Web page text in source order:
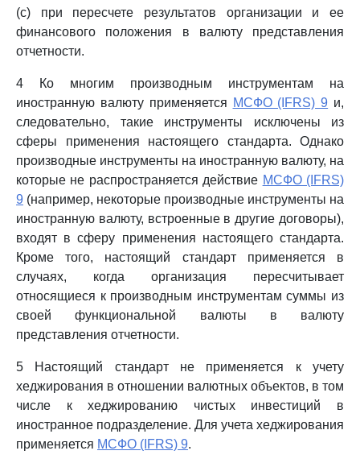
(c) при пересчете результатов организации и ее
финансового положения в валюту представления
отчетности.
4 Ко многим производным инструментам на
иностранную валюту применяется МСФО (IFRS) 9 и,
следовательно, такие инструменты исключены из
сферы применения настоящего стандарта. Однако
производные инструменты на иностранную валюту, на
которые не распространяется действие МСФО (IFRS)
9 (например, некоторые производные инструменты на
иностранную валюту, встроенные в другие договоры),
входят в сферу применения настоящего стандарта.
Кроме того, настоящий стандарт применяется в
случаях, когда организация пересчитывает
относящиеся к производным инструментам суммы из
своей функциональной валюты в валюту
представления отчетности.
5 Настоящий стандарт не применяется к учету
хеджирования в отношении валютных объектов, в том
числе к хеджированию чистых инвестиций в
иностранное подразделение. Для учета хеджирования
применяется МСФО (IFRS) 9.